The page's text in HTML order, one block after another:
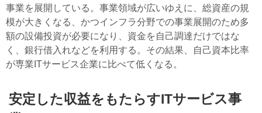
事業を展開している。事業領域が広いゆえに、総資産の規
模が大きくなる、かつインフラ分野での事業展開のため多
額の設備投資が必要になり、資金を自己調達だけではな
く、銀行借入れなどを利用する。その結果、自己資本比率
が専業ITサービス企業に比べて低くなる。
安定した収益をもたらすITサービス事